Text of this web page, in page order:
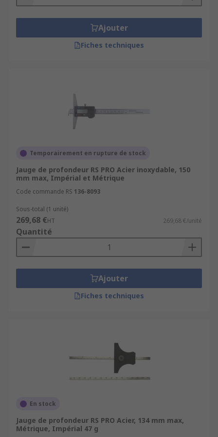
Ajouter
Fiches techniques
Temporairement en rupture de stock
Jauge de profondeur RS PRO Acier inoxydable, 150
mm max, Impérial et Métrique
Code commande RS 136-8093
Sous-total (1 unité)
269,68 €HT 269,68 €/unité
Quantité
Ajouter
Fiches techniques
En stock
Jauge de profondeur RS PRO Acier, 134 mm max,
Métrique, Impérial 47 g